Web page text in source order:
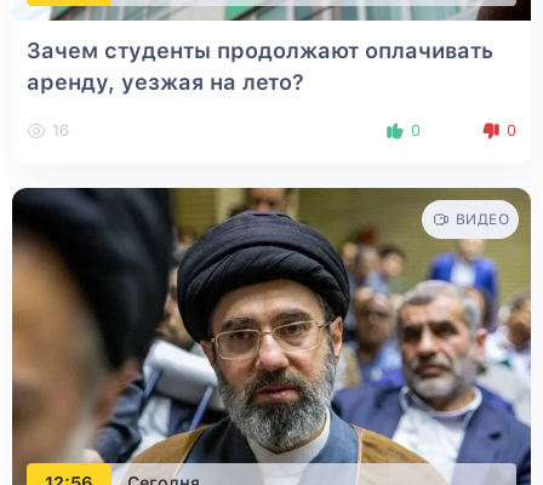
Зачем студенты продолжают оплачивать
аренду, уезжая на лето?
16 0 0
ВИДЕО